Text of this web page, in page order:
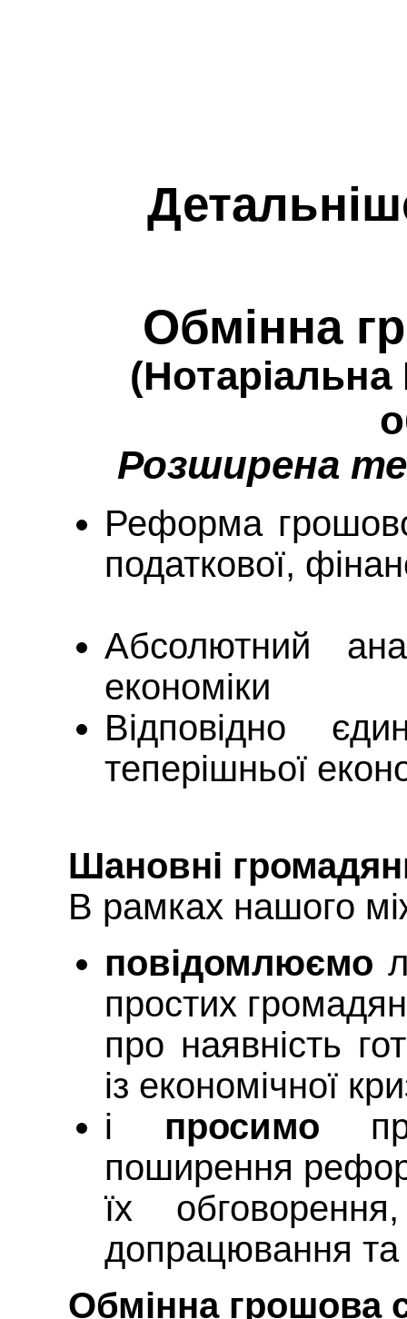
Обмінна
Розширена
Реформа
податкової,
Абсолютний
економіки
Відповідно
теперішньої
Шановні
В рамках нашого
повідомлюємо
простих
про наявність
із економічної
і просимо
поширення
їх
допрацювання та
Обмінна грошова